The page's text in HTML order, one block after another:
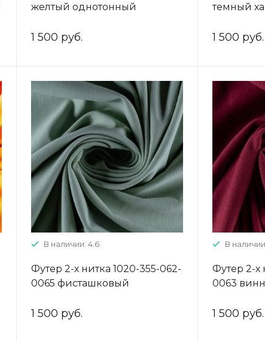
желтый однотонный
1 500 руб.
темный
1 500 руб.
В наличии: 4.6
Футер 2-х нитка 1020-355-062-
0065 фисташковый
1 500 руб.
В
Футер 2-х
0063
1 500 руб.